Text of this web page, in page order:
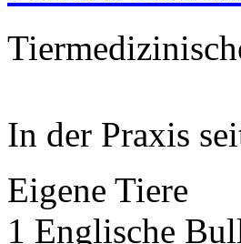
In der Praxis
Eigene Tiere
1 Englische